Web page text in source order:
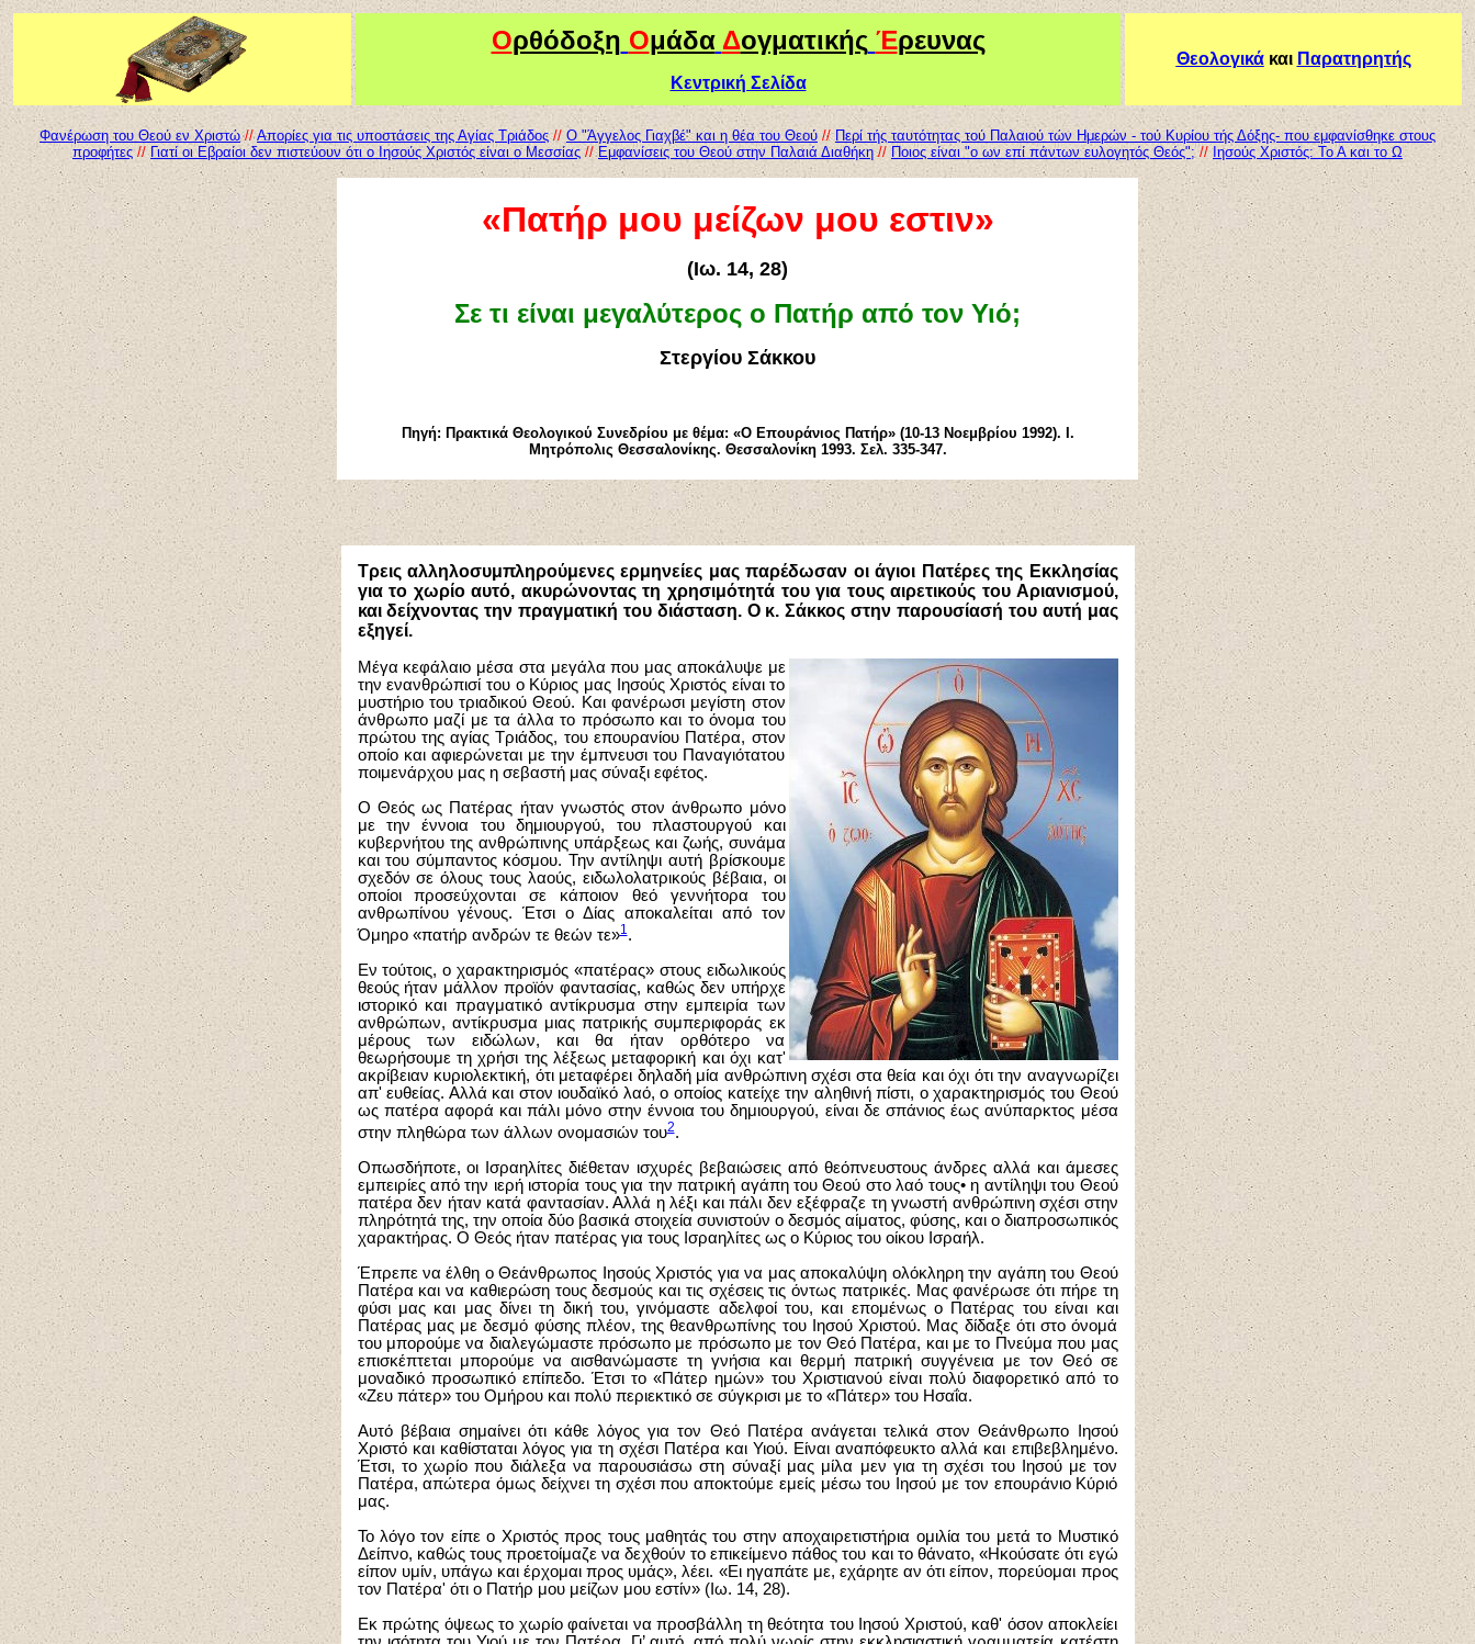
Ορθόδοξη Ομάδα Δογματικής Έρευνας
Κεντρική Σελίδα
Θεολογικάκαι Παρατηρητής
Φανέρωση του Θεού εν Χριστώ //Απορίες για τις υποστάσεις της Αγίας Τριάδος // Ο "Άγγελος Γιαχβέ" και η θέα του Θεού // Περί τής ταυτότητας τού Παλαιού τών Ημερών - τού Κυρίου τής Δόξης- που εμφανίσθηκε στους
προφήτες // Γιατί οι Εβραίοι δεν πιστεύουν ότι ο Ιησούς Χριστός είναι ο Μεσσίας // Εμφανίσεις του Θεού στην Παλαιά Διαθήκη // Ποιος είναι "ο ων επί πάντων ευλογητός Θεός"; // Ιησούς Χριστός: Το Α και το Ω
«Πατήρ μου μείζων μου εστιν»
(Ιω. 14, 28)
Σε τι είναι μεγαλύτερος ο Πατήρ από τον Υιό;
Στεργίου Σάκκου
Πηγή: Πρακτικά Θεολογικού Συνεδρίου με θέμα: «Ο Επουράνιος Πατήρ» (10-13 Νοεμβρίου 1992). Ι.
Μητρόπολις Θεσσαλονίκης. Θεσσαλονίκη 1993. Σελ. 335-347.
Τρεις αλληλοσυμπληρούμενες ερμηνείες μας παρέδωσαν οι άγιοι Πατέρες της Εκκλησίας
για το χωρίο αυτό, ακυρώνοντας τη χρησιμότητά του για τους αιρετικούς του Αριανισμού,
και δείχνοντας την πραγματική του διάσταση. Ο κ. Σάκκος στην παρουσίασή του αυτή μας
εξηγεί.
Μέγα κεφάλαιο μέσα στα μεγάλα που μας αποκάλυψε με
την ενανθρώπισί του ο Κύριος μας Ιησούς Χριστός είναι το
μυστήριο του τριαδικού Θεού. Και φανέρωσι μεγίστη στον
άνθρωπο μαζί με τα άλλα το πρόσωπο και το όνομα του
πρώτου της αγίας Τριάδος, του επουρανίου Πατέρα, στον
οποίο και αφιερώνεται με την έμπνευσι του Παναγιότατου
ποιμενάρχου μας η σεβαστή μας σύναξι εφέτος.
Ο Θεός ως Πατέρας ήταν γνωστός στον άνθρωπο μόνο
με την έννοια του δημιουργού, του πλαστουργού και
κυβερνήτου της ανθρώπινης υπάρξεως και ζωής, συνάμα
και του σύμπαντος κόσμου. Την αντίληψι αυτή βρίσκουμε
σχεδόν σε όλους τους λαούς, ειδωλολατρικούς βέβαια, οι
οποίοι προσεύχονται σε κάποιον θεό γεννήτορα του
ανθρωπίνου γένους. Έτσι ο Δίας αποκαλείται από τον
Όμηρο «πατήρ ανδρών τε θεών τε»1.
Εν τούτοις, ο χαρακτηρισμός «πατέρας» στους ειδωλικούς
θεούς ήταν μάλλον προϊόν φαντασίας, καθώς δεν υπήρχε
ιστορικό και πραγματικό αντίκρυσμα στην εμπειρία των
ανθρώπων, αντίκρυσμα μιας πατρικής συμπεριφοράς εκ
μέρους των ειδώλων, και θα ήταν ορθότερο να
θεωρήσουμε τη χρήσι της λέξεως μεταφορική και όχι κατ'
ακρίβειαν κυριολεκτική, ότι μεταφέρει δηλαδή μία ανθρώπινη σχέσι στα θεία και όχι ότι την αναγνωρίζει
απ' ευθείας. Αλλά και στον ιουδαϊκό λαό, ο οποίος κατείχε την αληθινή πίστι, ο χαρακτηρισμός του Θεού
ως πατέρα αφορά και πάλι μόνο στην έννοια του δημιουργού, είναι δε σπάνιος έως ανύπαρκτος μέσα
στην πληθώρα των άλλων ονομασιών του2.
Οπωσδήποτε, οι Ισραηλίτες διέθεταν ισχυρές βεβαιώσεις από θεόπνευστους άνδρες αλλά και άμεσες
εμπειρίες από την ιερή ιστορία τους για την πατρική αγάπη του Θεού στο λαό τους• η αντίληψι του Θεού
πατέρα δεν ήταν κατά φαντασίαν. Αλλά η λέξι και πάλι δεν εξέφραζε τη γνωστή ανθρώπινη σχέσι στην
πληρότητά της, την οποία δύο βασικά στοιχεία συνιστούν ο δεσμός αίματος, φύσης, και ο διαπροσωπικός
χαρακτήρας. Ο Θεός ήταν πατέρας για τους Ισραηλίτες ως ο Κύριος του οίκου Ισραήλ.
Έπρεπε να έλθη ο Θεάνθρωπος Ιησούς Χριστός για να μας αποκαλύψη ολόκληρη την αγάπη του Θεού
Πατέρα και να καθιερώση τους δεσμούς και τις σχέσεις τις όντως πατρικές. Μας φανέρωσε ότι πήρε τη
φύσι μας και μας δίνει τη δική του, γινόμαστε αδελφοί του, και επομένως ο Πατέρας του είναι και
Πατέρας μας με δεσμό φύσης πλέον, της θεανθρωπίνης του Ιησού Χριστού. Μας δίδαξε ότι στο όνομά
του μπορούμε να διαλεγώμαστε πρόσωπο με πρόσωπο με τον Θεό Πατέρα, και με το Πνεύμα που μας
επισκέπτεται μπορούμε να αισθανώμαστε τη γνήσια και θερμή πατρική συγγένεια με τον Θεό σε
μοναδικό προσωπικό επίπεδο. Έτσι το «Πάτερ ημών» του Χριστιανού είναι πολύ διαφορετικό από το
«Ζευ πάτερ» του Ομήρου και πολύ περιεκτικό σε σύγκρισι με το «Πάτερ» του Ησαΐα.
Αυτό βέβαια σημαίνει ότι κάθε λόγος για τον Θεό Πατέρα ανάγεται τελικά στον Θεάνθρωπο Ιησού
Χριστό και καθίσταται λόγος για τη σχέσι Πατέρα και Υιού. Είναι αναπόφευκτο αλλά και επιβεβλημένο.
Έτσι, το χωρίο που διάλεξα να παρουσιάσω στη σύναξί μας μίλα μεν για τη σχέσι του Ιησού με τον
Πατέρα, απώτερα όμως δείχνει τη σχέσι που αποκτούμε εμείς μέσω του Ιησού με τον επουράνιο Κύριό
μας.
Το λόγο τον είπε ο Χριστός προς τους μαθητάς του στην αποχαιρετιστήρια ομιλία του μετά το Μυστικό
Δείπνο, καθώς τους προετοίμαζε να δεχθούν το επικείμενο πάθος του και το θάνατο, «Ηκούσατε ότι εγώ
είπον υμίν, υπάγω και έρχομαι προς υμάς», λέει. «Ει ηγαπάτε με, εχάρητε αν ότι είπον, πορεύομαι προς
τον Πατέρα' ότι ο Πατήρ μου μείζων μου εστίν» (Ιω. 14, 28).
Εκ πρώτης όψεως το χωρίο φαίνεται να προσβάλλη τη θεότητα του Ιησού Χριστού, καθ' όσον αποκλείει